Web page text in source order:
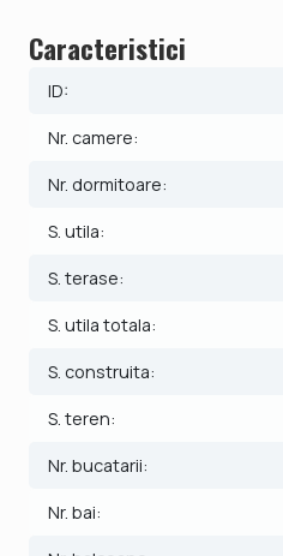
de oras si facilitati.
Teren: 310 mp
An constructie: 2019
Regim de inaltime: Parter +
Parter: hol acces, living
Etaj: 2 dormitoare, baie, hol,
Pod: spatiu de depozitare
Confort si design:
Caracteristici
ID:
Nr. camere:
Nr. dormitoare:
S. utila:
S. terase:
S. utila totala:
S. construita:
S. teren:
Nr. bucatarii:
Nr. bai: